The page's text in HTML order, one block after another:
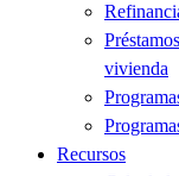
vivienda
Recursos